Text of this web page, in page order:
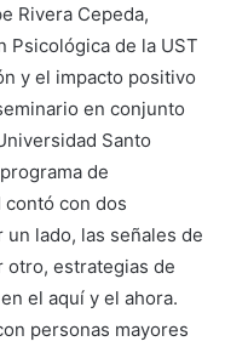
Rivera Cepeda,
Psicológica de la UST
y el impacto positivo
en conjunto
Santo
de
contó con dos
lado, las señales de
estrategias de
el aquí y el ahora.
personas mayores